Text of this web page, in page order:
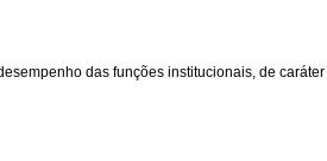
das funções institucionais, de